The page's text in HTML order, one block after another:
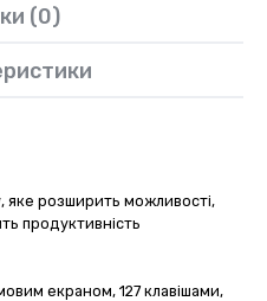
(0)
яке розширить можливості,
продуктивність
екраном, 127 клавішами,